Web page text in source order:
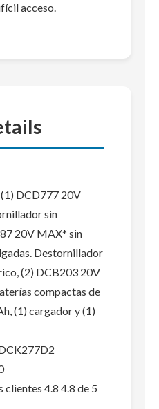
acceso.
DCD777 20V
sin
20V MAX* sin
Destornillador
(2) DCB203 20V
compactas de
(1) cargador y (1)
clientes 4.8 4.8 de 5